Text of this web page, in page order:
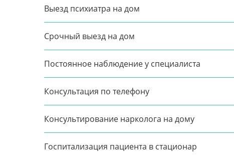
Выезд психиатра на дом
Срочный выезд на дом
Постоянное наблюдение у специалиста
Консультация по телефону
Консультирование нарколога на дому
Госпитализация пациента в стационар